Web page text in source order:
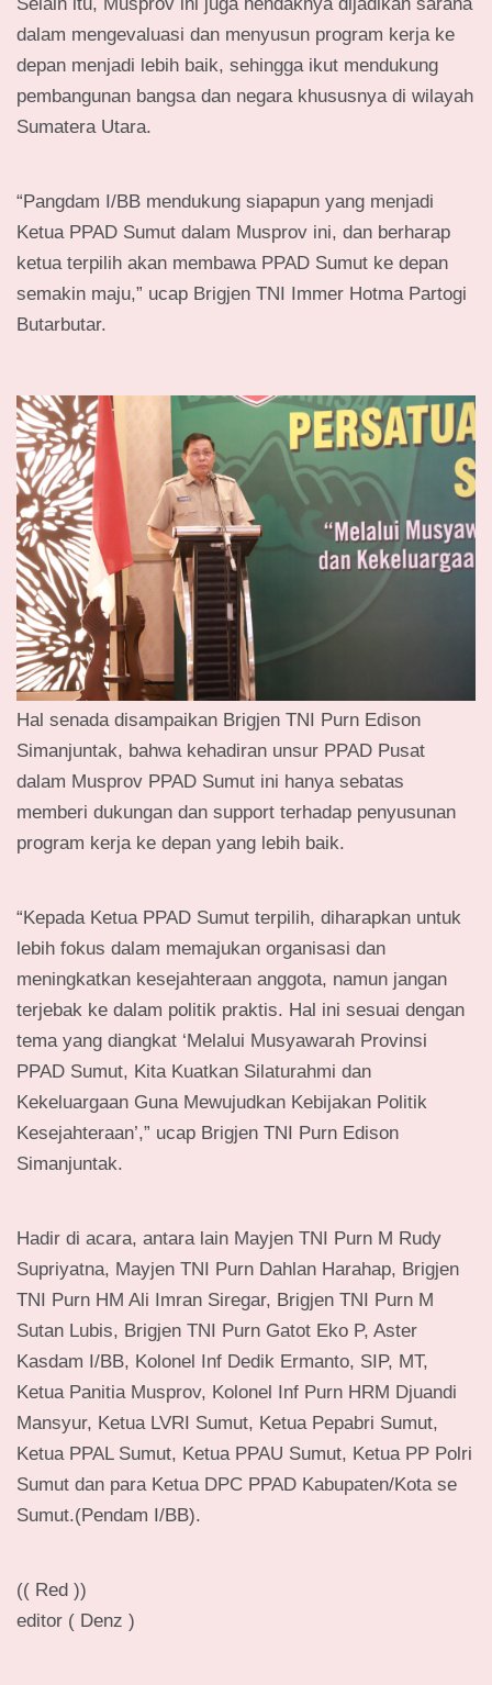
dalam mengevaluasi dan menyusun program kerja ke
depan menjadi lebih baik, sehingga ikut mendukung
pembangunan bangsa dan negara khususnya di wilayah
Sumatera Utara.
“Pangdam I/BB mendukung siapapun yang menjadi
Ketua PPAD Sumut dalam Musprov ini, dan berharap
ketua terpilih akan membawa PPAD Sumut ke depan
semakin maju,” ucap Brigjen TNI Immer Hotma Partogi
Butarbutar.
Hal senada disampaikan Brigjen TNI Purn Edison
Simanjuntak, bahwa kehadiran unsur PPAD Pusat
dalam Musprov PPAD Sumut ini hanya sebatas
memberi dukungan dan support terhadap penyusunan
program kerja ke depan yang lebih baik.
“Kepada Ketua PPAD Sumut terpilih, diharapkan untuk
lebih fokus dalam memajukan organisasi dan
meningkatkan kesejahteraan anggota, namun jangan
terjebak ke dalam politik praktis. Hal ini sesuai dengan
tema yang diangkat ‘Melalui Musyawarah Provinsi
PPAD Sumut, Kita Kuatkan Silaturahmi dan
Kekeluargaan Guna Mewujudkan Kebijakan Politik
Kesejahteraan’,” ucap Brigjen TNI Purn Edison
Simanjuntak.
Hadir di acara, antara lain Mayjen TNI Purn M Rudy
Supriyatna, Mayjen TNI Purn Dahlan Harahap, Brigjen
TNI Purn HM Ali Imran Siregar, Brigjen TNI Purn M
Sutan Lubis, Brigjen TNI Purn Gatot Eko P, Aster
Kasdam I/BB, Kolonel Inf Dedik Ermanto, SIP, MT,
Ketua Panitia Musprov, Kolonel Inf Purn HRM Djuandi
Mansyur, Ketua LVRI Sumut, Ketua Pepabri Sumut,
Ketua PPAL Sumut, Ketua PPAU Sumut, Ketua PP Polri
Sumut dan para Ketua DPC PPAD Kabupaten/Kota se
Sumut.(Pendam I/BB).
(( Red ))
editor ( Denz )